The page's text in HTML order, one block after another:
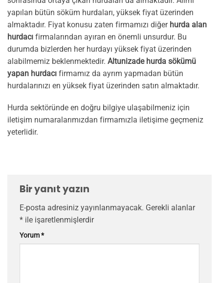
yapılan bütün söküm hurdaları, yüksek fiyat üzerinden
almaktadır. Fiyat konusu zaten firmamızı diğer hurda alan
hurdacı firmalarından ayıran en önemli unsurdur. Bu
durumda bizlerden her hurdayı yüksek fiyat üzerinden
alabilmemiz beklenmektedir. Altunizade hurda sökümü
yapan hurdacı firmamız da ayrım yapmadan bütün
hurdalarınızı en yüksek fiyat üzerinden satın almaktadır.
Hurda sektöründe en doğru bilgiye ulaşabilmeniz için
iletişim numaralarımızdan firmamızla iletişime geçmeniz
yeterlidir.
Bir yanıt yazın
E-posta adresiniz yayınlanmayacak. Gerekli alanlar
* ile işaretlenmişlerdir
Yorum*